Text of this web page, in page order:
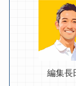
編集長